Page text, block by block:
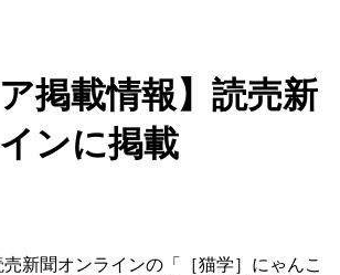
ア掲載情報】読売新
ンに掲載
売新聞オンラインの「［猫学］にゃんこ